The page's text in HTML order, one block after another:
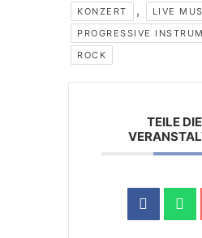
KONZERT , LIVE
PROGRESSIVE
ROCK
TEILE